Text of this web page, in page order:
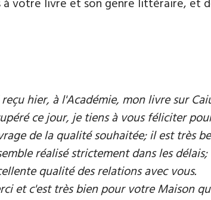
à votre livre et son genre littéraire, et
hier, à l'Académie, mon livre sur
ce jour, je tiens à vous féliciter
de la qualité souhaitée; il est très
réalisé strictement dans les délais;
qualité des relations avec vous.
et c'est très bien pour votre Maison